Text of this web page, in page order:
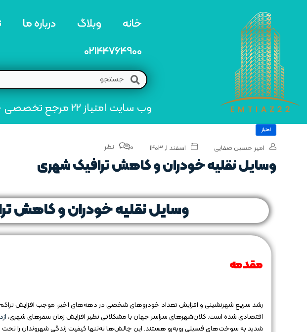
خانه وبلاگ درباره ما
02144764900
وب سایت امتیاز 22 مرجع تخصصی خرید و فروش امتیاز های منطقه22
امتیاز
امیر حسین صفایی اسفند ۱, ۱۴۰۳ 0 نظر
وسایل نقلیه خودران و کاهش ترافیک شهری
وسایل نقلیه خودران و کاهش
مقدمه
رشد سریع شهرنشینی و افزایش تعداد خودروهای شخصی در دهه‌های اخیر، موجب افزایش تراکم
اقتصادی شده است. کلان‌شهرهای سراسر جهان با مشکلاتی نظیر افزایش زمان سفرهای شهری،
شدید به سوخت‌های فسیلی روبه‌رو هستند. این چالش‌ها نه‌تنها کیفیت زندگی شهروندان را تحت